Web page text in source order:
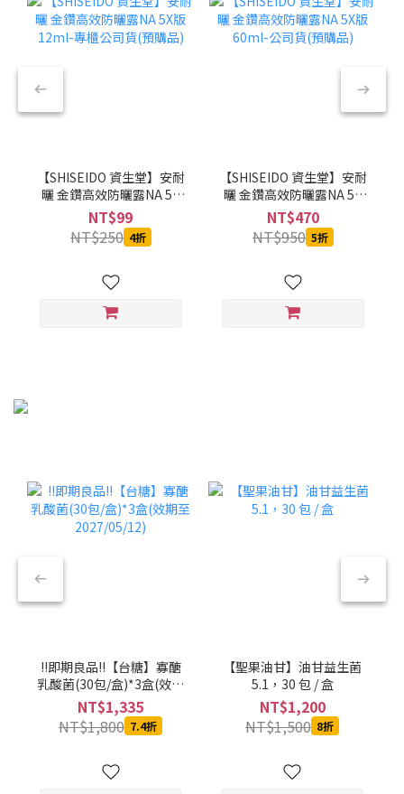
【SHISEIDO 資生堂】安耐
曬 金鑽高效防曬露NA 5X
版 12ml-專櫃公司貨(預購
品)
NT$99
NT$250 4折
【SHISEIDO 資生堂】安耐
曬 金鑽高效防曬露NA 5X
版 60ml-公司貨(預購品)
NT$470
NT$950 5折
!!即期良品!!【台糖】寡醣
乳酸菌(30包/盒)*3盒(效期
至2027/05/12)
NT$1,335
NT$1,800 7.4折
【聖果油甘】油甘益生菌
5.1，30 包 / 盒
NT$1,200
NT$1,500 8折